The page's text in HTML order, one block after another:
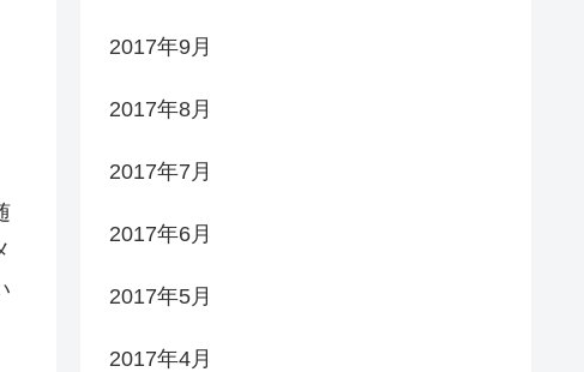
2017年9月
2017年8月
2017年7月
2017年6月
2017年5月
2017年4月